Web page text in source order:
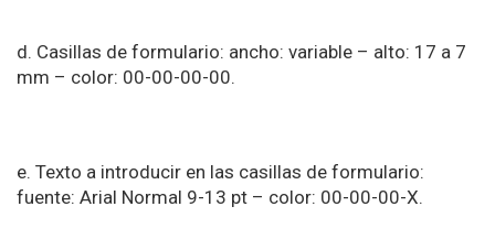
d. Casillas de formulario: ancho: variable – alto: 17 a 7
mm – color: 00-00-00-00.
e. Texto a introducir en las casillas de formulario:
fuente: Arial Normal 9-13 pt – color: 00-00-00-X.